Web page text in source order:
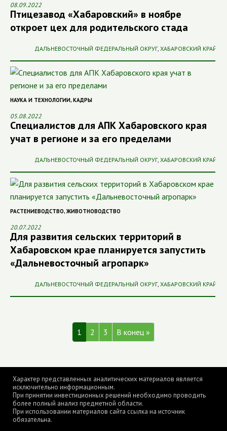
08.09.2022
Птицезавод «Хабаровский» в ноябре
откроет цех для родительского стада
ДАЛЬНЕВОСТОЧНЫЙ ФЕДЕРАЛЬНЫЙ ОКРУГ, ХАБАРОВСКИЙ КРАЙ
НАУКА И ТЕХНОЛОГИИ, КАДРЫ
05.08.2022
Специалистов для АПК Хабаровского края
учат в регионе и за его пределами
ДАЛЬНЕВОСТОЧНЫЙ ФЕДЕРАЛЬНЫЙ ОКРУГ, ХАБАРОВСКИЙ КРАЙ
РАСТЕНИЕВОДСТВО, ЖИВОТНОВОДСТВО
20.07.2022
Для развития сельских территорий в
Хабаровском крае планируется запустить
«Дальневосточный агропарк»
ДАЛЬНЕВОСТОЧНЫЙ ФЕДЕРАЛЬНЫЙ ОКРУГ, ХАБАРОВСКИЙ КРАЙ
1 2 3 В конец »
Характер представленных аналитических материалов является
исключительно информационным.
При принятии инвестиционных решений необходимо проводить
более полный анализ предметной области.
При использовании материалов сайта ссылка на источник
обязательна.